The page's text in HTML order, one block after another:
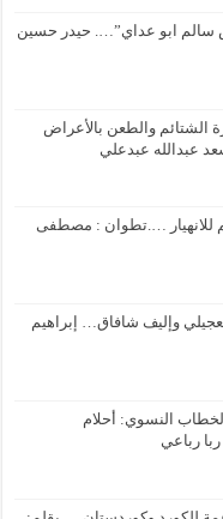
سالم ابو عداي”…. حيدر حسين
الشتائم والطعن بالأعراض
عبدالله عبدعلي
للانهيار ….تطوان : مصطفى
وإليف شافاق… إبراهيم
الخطاب النسوي: أحلام
رباعي